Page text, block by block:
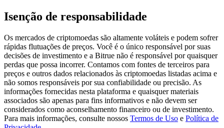
Precious Metals Trading Carnival
Trade Gold & Silver · 33,333 USDT Bonus
USDT New User Exclusive 10% APR
USDT Flexible Staking | Daily Rewards
Isenção de responsabilidade
Os mercados de criptomoedas são altamente voláteis e podem sofrer
rápidas flutuações de preços. Você é o único responsável por suas
decisões de investimento e a Bitrue não é responsável por quaisquer
perdas que possa incorrer. Contamos com fontes de terceiros para
preços e outros dados relacionados às criptomoedas listadas acima e
não somos responsáveis por sua confiabilidade ou precisão. As
informações fornecidas nesta plataforma e quaisquer materiais
associados são apenas para fins informativos e não devem ser
considerados como aconselhamento financeiro ou de investimento.
Para mais informações, consulte nossos Termos de Uso e Política de